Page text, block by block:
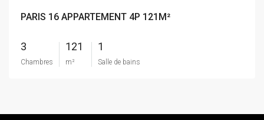
PARIS 16 APPARTEMENT 4P 121M²
3
Chambres
121
m²
1
Salle de bains